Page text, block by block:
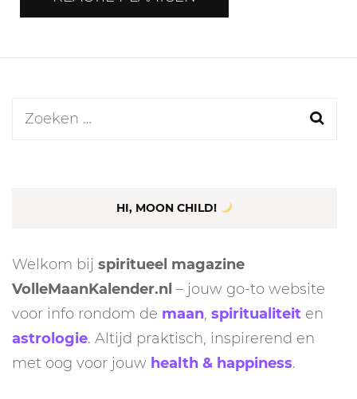
Zoeken
HI, MOON CHILD!
Welkom bij spiritueel magazine
VolleMaanKalender.nl – jouw go-to website
voor info rondom de maan, spiritualiteit en
astrologie. Altijd praktisch, inspirerend en
met oog voor jouw health & happiness.